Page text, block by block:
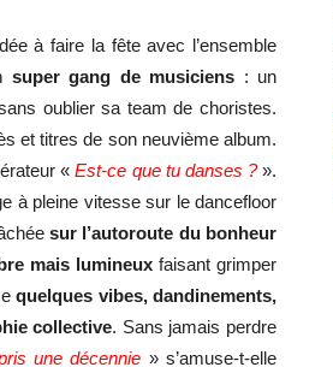
à faire la fête avec l’ensemble
super gang de musiciens : un
oublier sa team de choristes.
et titres de son neuvième album.
«Est-ce que tu danses ?».
à pleine vitesse sur le dancefloor
sur l’autoroute du bonheur
mais lumineuxfaisant grimper
quelques vibes, dandinements,
collective. Sans jamais perdre
une décennie » s’amuse-t-elle